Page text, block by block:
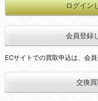
ログイン
会員登録
ECサイトでの買取申込は、会
交換